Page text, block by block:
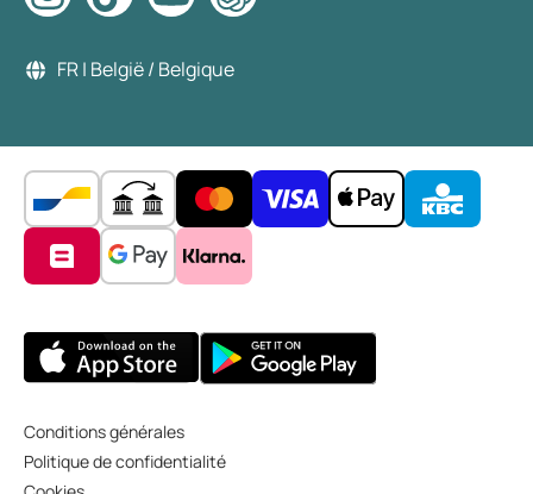
FR | België / Belgique
Conditions générales
Politique de confidentialité